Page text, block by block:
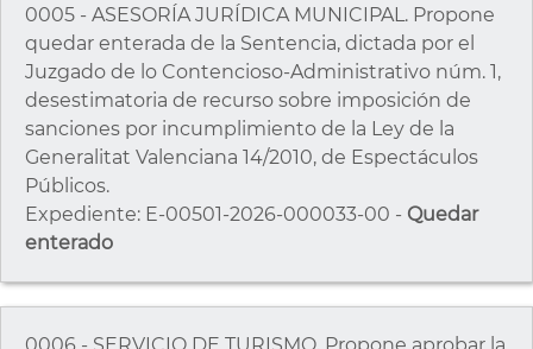
0005 - ASESORÍA JURÍDICA MUNICIPAL. Propone
quedar enterada de la Sentencia, dictada por el
Juzgado de lo Contencioso-Administrativo núm. 1,
desestimatoria de recurso sobre imposición de
sanciones por incumplimiento de la Ley de la
Generalitat Valenciana 14/2010, de Espectáculos
Públicos.
Expediente: E-00501-2026-000033-00 - Quedar
enterado
0006 - SERVICIO DE TURISMO. Propone aprobar la